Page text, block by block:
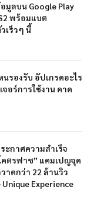
มูลบน Google Play
พร้อมแบต
เร็วๆ นี้
นรองรับ อัปเกรดอะไร
อร์การใช้งาน คาด
ะกาศความสำเร็จ
ตรฟาซ” แคมเปญจุด
าดกว่า 22 ล้านวิว
Experience